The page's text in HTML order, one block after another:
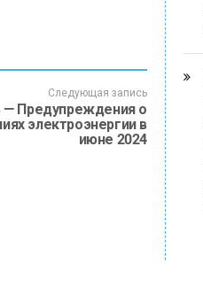
Следующая запись
Предупреждения о
электроэнергии в
июне 2024